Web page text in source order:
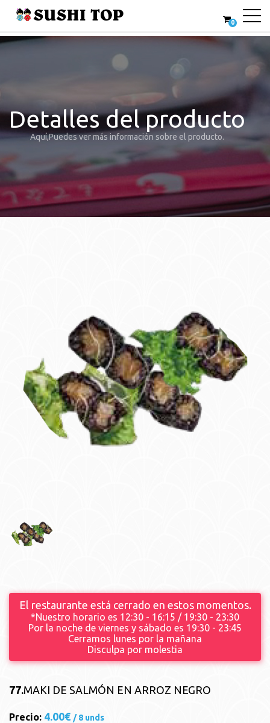
0
Detalles del producto
Aquí,Puedes ver más información sobre el producto.
El restaurante está cerrado en estos momentos.
*Nuestro horario es 12:30 - 16:15 / 19:30 - 23:30
Por la noche de viernes y sábado es 19:30 - 23:45
Cerramos lunes por la mañana
Disculpa por molestia
77.MAKI DE SALMÓN EN ARROZ NEGRO
Precio: 4.00€ / 8 unds